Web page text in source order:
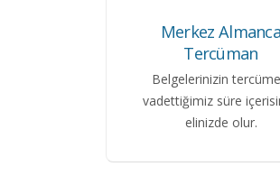
Merkez Almanca
Tercüman
Belgelerinizin
vadettiğimiz süre
elinizde olur.